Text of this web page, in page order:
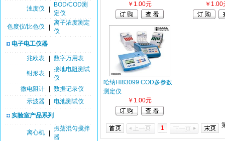
浊度仪
BOD/COD测
定仪
色度仪/比色仪
离子浓度测定
仪
电子电工仪器
兆欧表 数字万用表
钳形表
接地电阻测试
仪
微电阻计
数据记录仪
示波器
电池测试仪
实验室产品系列
离心机
振荡混匀搅拌
器
￥1.00元
￥1.00
哈纳HI83099 COD多参数
测定仪
￥1.00元
1